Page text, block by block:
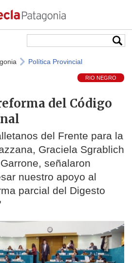
Política Provincial
RIO NEGRO
del Código
del Frente para la
Graciela Sgrablich
señalaron
nuestro apoyo al
parcial del Digesto